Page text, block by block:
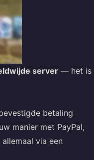
server — het is
betaling
manier met PayPal,
via een